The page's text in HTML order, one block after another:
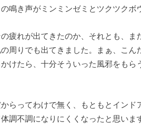
鳴き声がミンミンゼミとツクツクボ
疲れが出てきたのか、それとも、
周りでも出てきました。まぁ、こん
けたら、十分そういった風邪をも
らってわけで無く、もともとインド
調不調になりにくくなったと思い